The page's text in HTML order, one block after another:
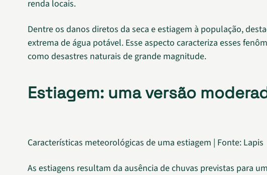
renda locais.
Dentre os danos diretos da seca e estiagem à população,
extrema de água potável. Esse aspecto caracteriza esses
como desastres naturais de grande magnitude.
Estiagem: uma versão
Características meteorológicas de uma estiagem | Fonte: Lapis
As estiagens resultam da ausência de chuvas previstas para